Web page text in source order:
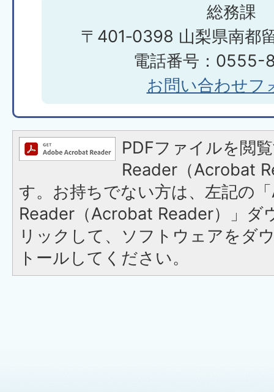
総務課
〒401‐0398 山梨県南都
電話番号：0555-
お問い合わせフ
PDFファイルを閲
Reader（Acrobat
す。お持ちでない方は、左記の
Reader（Acrobat Reader）」ダ
リックして、ソフトウェアをダ
トールしてください。